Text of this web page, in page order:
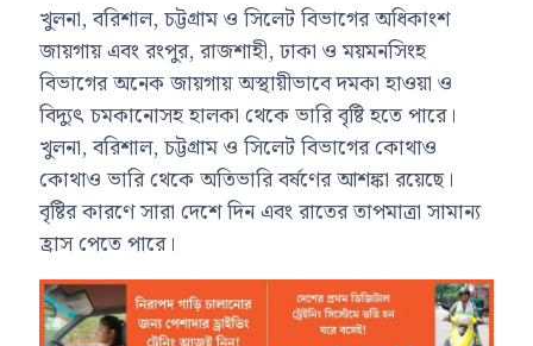
খুলনা, বরিশাল, চট্টগ্রাম ও সিলেট বিভাগের অধিকাংশ
জায়গায় এবং রংপুর, রাজশাহী, ঢাকা ও ময়মনসিংহ
বিভাগের অনেক জায়গায় অস্থায়ীভাবে দমকা হাওয়া ও
বিদ্যুৎ চমকানোসহ হালকা থেকে ভারি বৃষ্টি হতে পারে।
খুলনা, বরিশাল, চট্টগ্রাম ও সিলেট বিভাগের কোথাও
কোথাও ভারি থেকে অতিভারি বর্ষণের আশঙ্কা রয়েছে।
বৃষ্টির কারণে সারা দেশে দিন এবং রাতের তাপমাত্রা সামান্য
হ্রাস পেতে পারে।